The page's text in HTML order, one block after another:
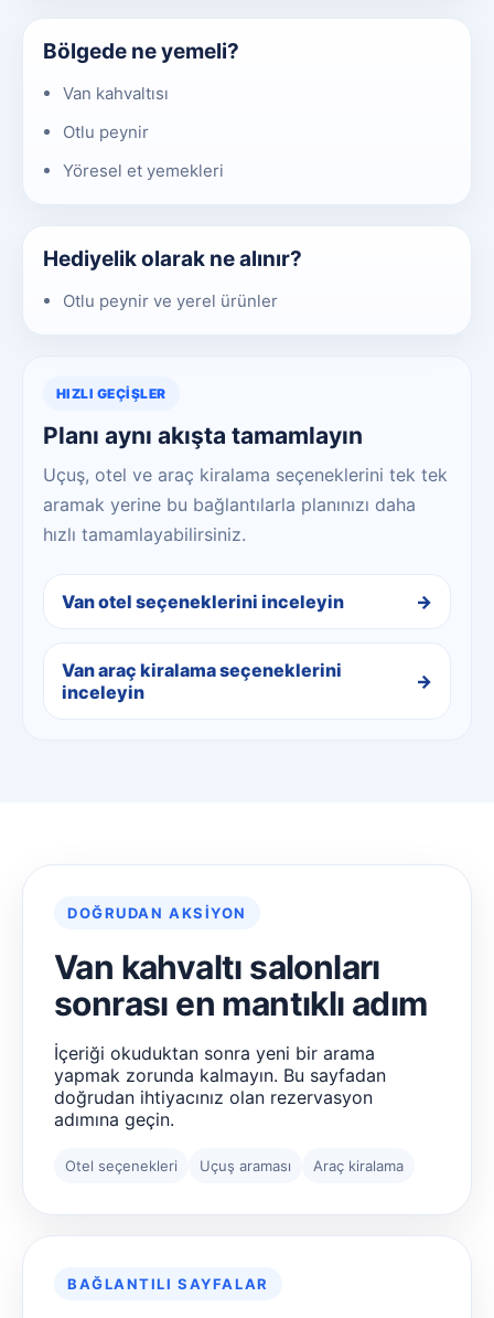
Bölgede ne yemeli?
Van kahvaltısı
Otlu peynir
Yöresel et yemekleri
Hediyelik olarak ne alınır?
Otlu peynir ve yerel ürünler
HIZLI GEÇIŞLER
Planı aynı akışta tamamlayın
Uçuş, otel ve araç kiralama seçeneklerini tek tek
aramak yerine bu bağlantılarla planınızı daha
hızlı tamamlayabilirsiniz.
Van otel seçeneklerini inceleyin
Van araç kiralama seçeneklerini
inceleyin
DOĞRUDAN AKSIYON
Van kahvaltı salonları
sonrası en mantıklı adım
İçeriği okuduktan sonra yeni bir arama
yapmak zorunda kalmayın. Bu sayfadan
doğrudan ihtiyacınız olan rezervasyon
adımına geçin.
Otel seçenekleri Uçuş araması Araç kiralama
BAĞLANTILI SAYFALAR